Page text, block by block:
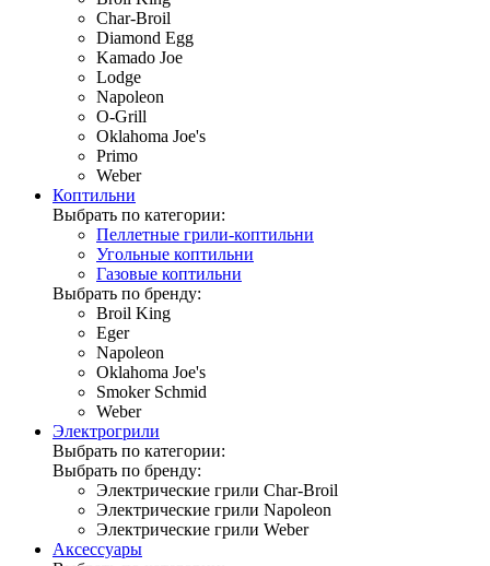
Char-Broil
Diamond Egg
Kamado Joe
Lodge
Napoleon
O-Grill
Oklahoma Joe's
Primo
Weber
Коптильни
Выбрать по категории:
Пеллетные грили-коптильни
Угольные коптильни
Газовые коптильни
Выбрать по бренду:
Broil King
Eger
Napoleon
Oklahoma Joe's
Smoker Schmid
Weber
Электрогрили
Выбрать по категории:
Выбрать по бренду:
Электрические грили Char-Broil
Электрические грили Napoleon
Электрические грили Weber
Аксессуары